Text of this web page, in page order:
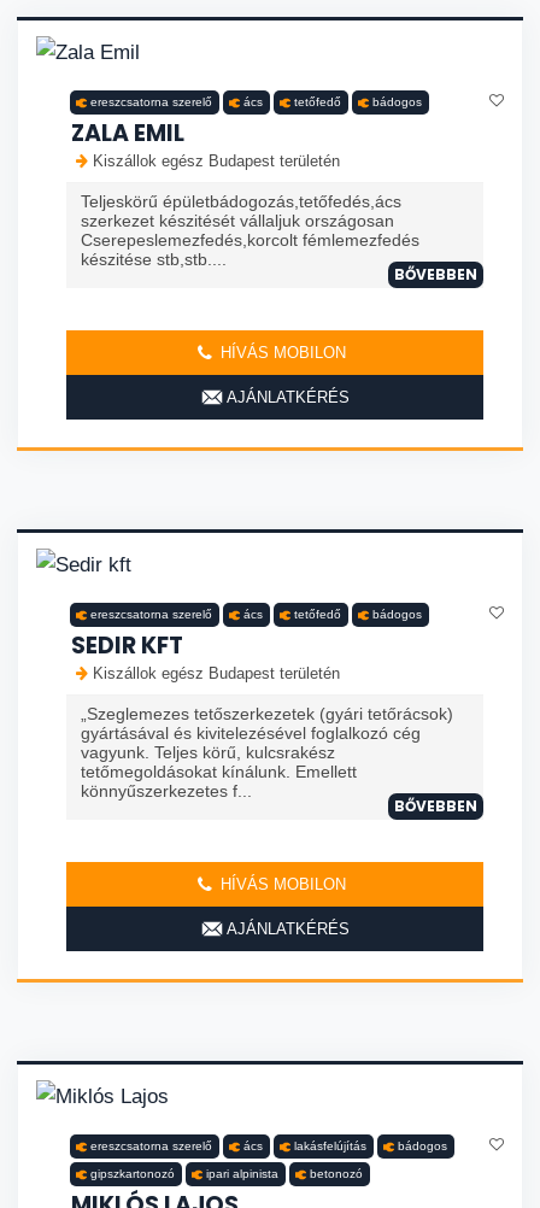
ereszcsatorna szerelő ács tetőfedő bádogos
ZALA EMIL
Kiszállok egész Budapest területén
Teljeskörű épületbádogozás,tetőfedés,ács
szerkezet készitését vállaljuk országosan
Cserepeslemezfedés,korcolt fémlemezfedés
készitése stb,stb....
BŐVEBBEN
HÍVÁS MOBILON
AJÁNLATKÉRÉS
ereszcsatorna szerelő ács tetőfedő bádogos
SEDIR KFT
Kiszállok egész Budapest területén
„Szeglemezes tetőszerkezetek (gyári tetőrácsok)
gyártásával és kivitelezésével foglalkozó cég
vagyunk. Teljes körű, kulcsrakész
tetőmegoldásokat kínálunk. Emellett
könnyűszerkezetes f...
BŐVEBBEN
HÍVÁS MOBILON
AJÁNLATKÉRÉS
ereszcsatorna szerelő ács lakásfelújítás bádogos
gipszkartonozó ipari alpinista betonozó